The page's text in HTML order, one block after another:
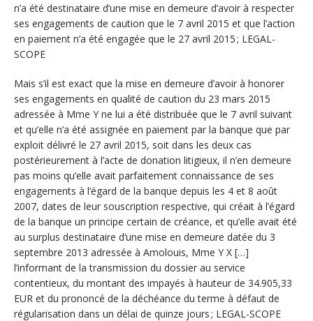
n’a été destinataire d’une mise en demeure d’avoir à respecter
ses engagements de caution que le 7 avril 2015 et que l’action
en paiement n’a été engagée que le 27 avril 2015 ; LEGAL-
SCOPE
Mais s’il est exact que la mise en demeure d’avoir à honorer
ses engagements en qualité de caution du 23 mars 2015
adressée à Mme Y ne lui a été distribuée que le 7 avril suivant
et qu’elle n’a été assignée en paiement par la banque que par
exploit délivré le 27 avril 2015, soit dans les deux cas
postérieurement à l’acte de donation litigieux, il n’en demeure
pas moins qu’elle avait parfaitement connaissance de ses
engagements à l’égard de la banque depuis les 4 et 8 août
2007, dates de leur souscription respective, qui créait à l’égard
de la banque un principe certain de créance, et qu’elle avait été
au surplus destinataire d’une mise en demeure datée du 3
septembre 2013 adressée à Amolouis, Mme Y X […]
l’informant de la transmission du dossier au service
contentieux, du montant des impayés à hauteur de 34.905,33
EUR et du prononcé de la déchéance du terme à défaut de
régularisation dans un délai de quinze jours ; LEGAL-SCOPE